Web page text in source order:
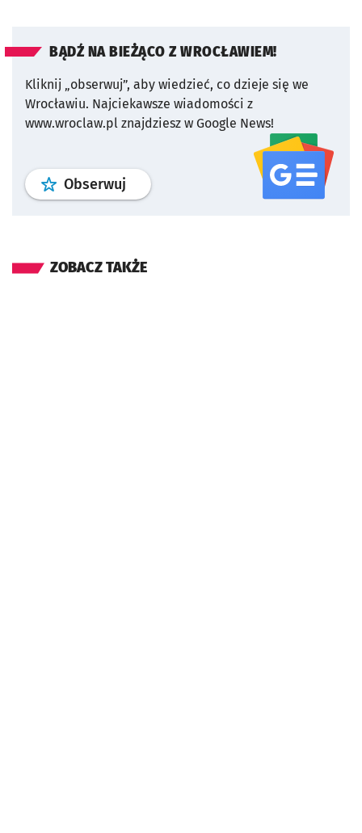
BĄDŹ NA BIEŻĄCO Z WROCŁAWIEM!
Kliknij „obserwuj”, aby wiedzieć, co dzieje się we
Wrocławiu. Najciekawsze wiadomości z
www.wroclaw.pl znajdziesz w Google News!
Obserwuj profil serwisu
ZOBACZ TAKŻE